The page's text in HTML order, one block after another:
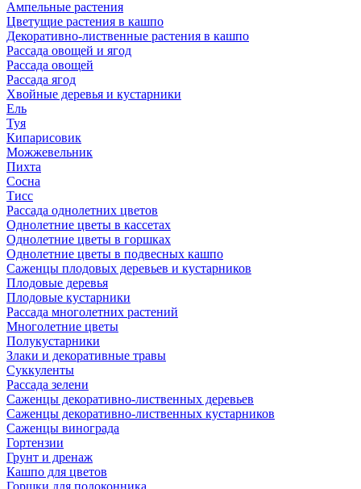
Ампельные растения
Цветущие растения в кашпо
Декоративно-лиственные растения в кашпо
Рассада овощей и ягод
Рассада овощей
Рассада ягод
Хвойные деревья и кустарники
Ель
Туя
Кипарисовик
Можжевельник
Пихта
Сосна
Тисc
Рассада однолетних цветов
Однолетние цветы в кассетах
Однолетние цветы в горшках
Однолетние цветы в подвесных кашпо
Саженцы плодовых деревьев и кустарников
Плодовые деревья
Плодовые кустарники
Рассада многолетних растений
Многолетние цветы
Полукустарники
Злаки и декоративные травы
Суккуленты
Рассада зелени
Саженцы декоративно-лиственных деревьев
Саженцы декоративно-лиственных кустарников
Саженцы винограда
Гортензии
Грунт и дренаж
Кашпо для цветов
Горшки для подоконника